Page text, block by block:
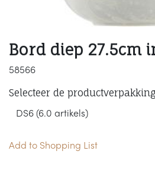
Bord diep 27.5cm
58566
Selecteer de
Add to Shopping List